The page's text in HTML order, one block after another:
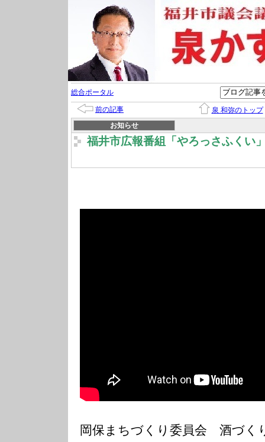
総合ポータル
前の記事
泉 和弥のトップ
お知らせ
福井市広報番組「やろっさふくい
岡保まちづくり委員会 酒づく